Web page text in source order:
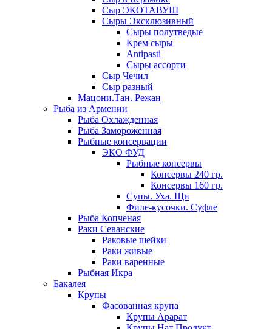
Сыр ЭКОТАВУШ
Сыры Эксклюзивный
Сыры полутведые
Крем сыры
Antipasti
Сыры ассорти
Сыр Чечил
Сыр разный
Мацони.Тан. Режан
Рыба из Армении
Рыба Охлажденная
Рыба Замороженная
Рыбные консервации
ЭКО ФУД
Рыбные консервы
Консервы 240 гр.
Консервы 160 гр.
Супы. Уха. Щи
Филе-кусочки. Суфле
Рыба Копченая
Раки Севанские
Раковые шейки
Раки живые
Раки варенные
Рыбная Икра
Бакалея
Крупы
Фасованная крупа
Крупы Арарат